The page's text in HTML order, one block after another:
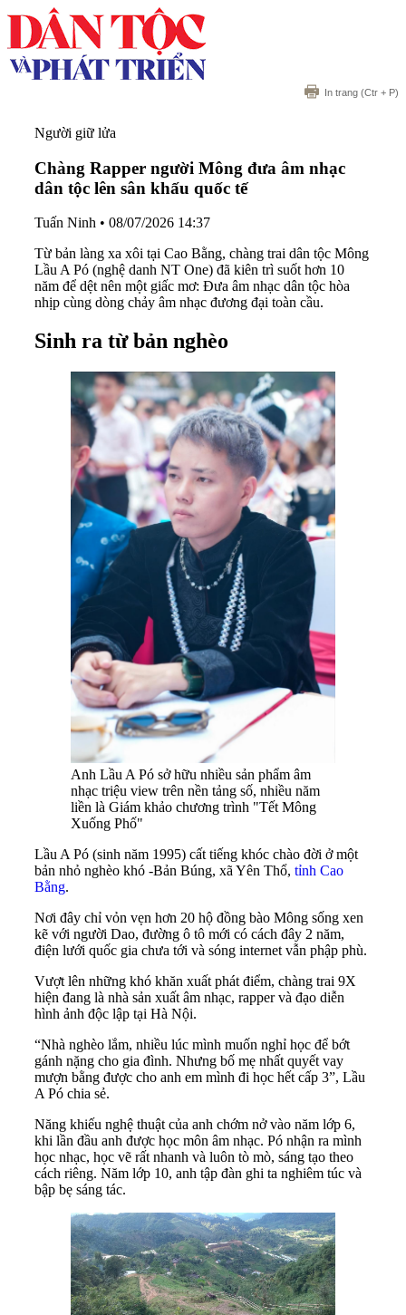
In trang (Ctr + P)
Người giữ lửa
Chàng Rapper người Mông đưa âm nhạc
dân tộc lên sân khấu quốc tế
Tuấn Ninh • 08/07/2026 14:37
Từ bản làng xa xôi tại Cao Bằng, chàng trai dân tộc Mông
Lầu A Pó (nghệ danh NT One) đã kiên trì suốt hơn 10
năm để dệt nên một giấc mơ: Đưa âm nhạc dân tộc hòa
nhịp cùng dòng chảy âm nhạc đương đại toàn cầu.
Sinh ra từ bản nghèo
Anh Lầu A Pó sở hữu nhiều sản phẩm âm
nhạc triệu view trên nền tảng số, nhiều năm
liền là Giám khảo chương trình "Tết Mông
Xuống Phố"
Lầu A Pó (sinh năm 1995) cất tiếng khóc chào đời ở một
bản nhỏ nghèo khó -Bản Búng, xã Yên Thổ, tỉnh Cao
Bằng.
Nơi đây chỉ vỏn vẹn hơn 20 hộ đồng bào Mông sống xen
kẽ với người Dao, đường ô tô mới có cách đây 2 năm,
điện lưới quốc gia chưa tới và sóng internet vẫn phập phù.
Vượt lên những khó khăn xuất phát điểm, chàng trai 9X
hiện đang là nhà sản xuất âm nhạc, rapper và đạo diễn
hình ảnh độc lập tại Hà Nội.
“Nhà nghèo lắm, nhiều lúc mình muốn nghỉ học để bớt
gánh nặng cho gia đình. Nhưng bố mẹ nhất quyết vay
mượn bằng được cho anh em mình đi học hết cấp 3”, Lầu
A Pó chia sẻ.
Năng khiếu nghệ thuật của anh chớm nở vào năm lớp 6,
khi lần đầu anh được học môn âm nhạc. Pó nhận ra mình
học nhạc, học vẽ rất nhanh và luôn tò mò, sáng tạo theo
cách riêng. Năm lớp 10, anh tập đàn ghi ta nghiêm túc và
bập bẹ sáng tác.